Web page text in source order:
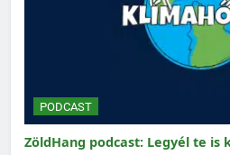
PODCAST
ZöldHang podcast: Legyél te is